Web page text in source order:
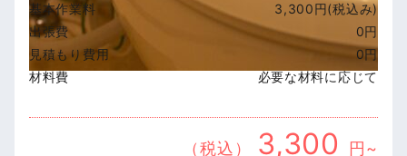
基本作業料
3,300円(税込み)
出張費
0円
見積もり費用
0円
材料費
必要な材料に応じて
（税込） 3,300 円~